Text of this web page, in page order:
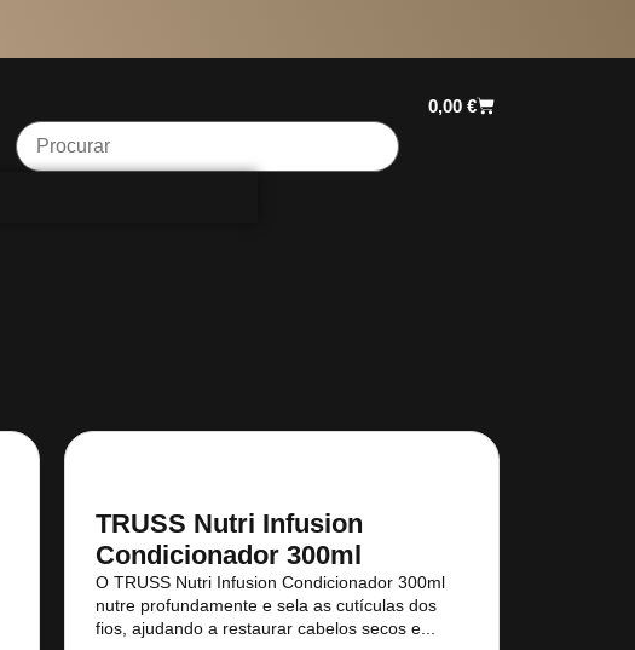
0,00 €
TRUSS Nutri Infusion
Condicionador 300ml
O TRUSS Nutri Infusion Condicionador 300ml
nutre profundamente e sela as cutículas dos
fios, ajudando a restaurar cabelos secos e...